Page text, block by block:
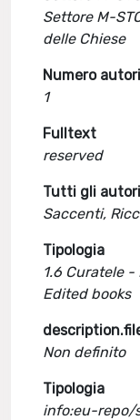
Settore M-
delle Chiese
Numero autori
1
Fulltext
reserved
Tutti gli autori
Saccenti,
Tipologia
1.6 Curatele
Edited books
Non definito
Tipologia
info:eu-repo/